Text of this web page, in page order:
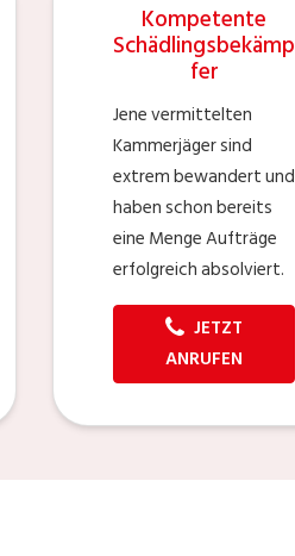
Kompetente
Schädlingsbekämp
fer
Jene vermittelten
Kammerjäger sind
extrem bewandert und
haben schon bereits
eine Menge Aufträge
erfolgreich absolviert.
JETZT
ANRUFEN